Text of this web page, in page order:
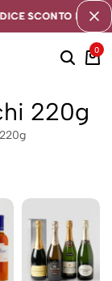
SCONTO DI 5€
SCONTO DI 5€
SCONTO DI 5€
0
220g